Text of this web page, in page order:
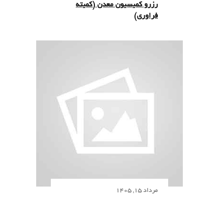
رزرو کمیسیون معدن (کمیته
فراوری)
مرداد 15, 1405